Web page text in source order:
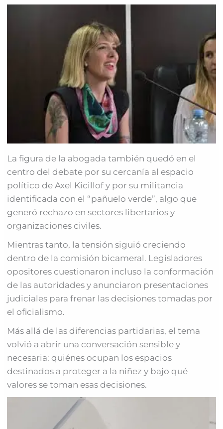
La figura de la abogada también quedó en el
centro del debate por su cercanía al espacio
político de Axel Kicillof y por su militancia
identificada con el “pañuelo verde”, algo que
generó rechazo en sectores libertarios y
organizaciones civiles.
Mientras tanto, la tensión siguió creciendo
dentro de la comisión bicameral. Legisladores
opositores cuestionaron incluso la conformación
de las autoridades y anunciaron presentaciones
judiciales para frenar las decisiones tomadas por
el oficialismo.
Más allá de las diferencias partidarias, el tema
volvió a abrir una conversación sensible y
necesaria: quiénes ocupan los espacios
destinados a proteger a la niñez y bajo qué
valores se toman esas decisiones.